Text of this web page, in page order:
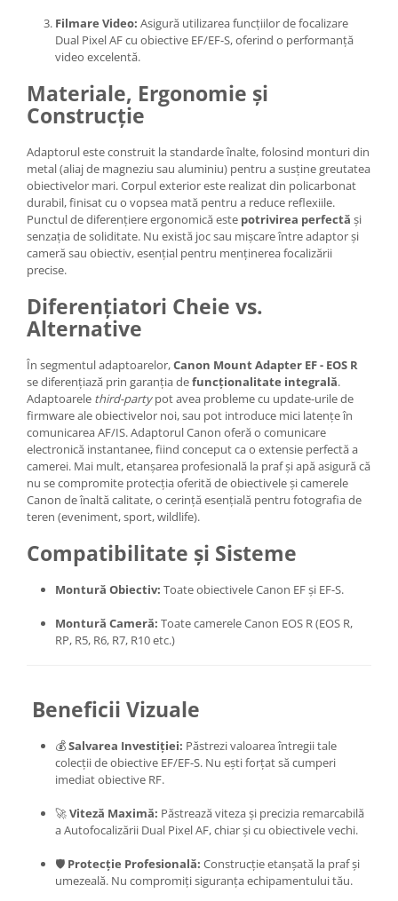
Filmare Video: Asigură utilizarea funcțiilor de focalizare
Dual Pixel AF cu obiective EF/EF-S, oferind o performanță
video excelentă.
Materiale, Ergonomie și
Construcție
Adaptorul este construit la standarde înalte, folosind monturi din
metal (aliaj de magneziu sau aluminiu) pentru a susține greutatea
obiectivelor mari. Corpul exterior este realizat din policarbonat
durabil, finisat cu o vopsea mată pentru a reduce reflexiile.
Punctul de diferențiere ergonomică este potrivirea perfectă și
senzația de soliditate. Nu există joc sau mișcare între adaptor și
cameră sau obiectiv, esențial pentru menținerea focalizării
precise.
Diferențiatori Cheie vs.
Alternative
În segmentul adaptoarelor,Canon Mount Adapter EF - EOS R
se diferențiază prin garanția defuncționalitate integrală.
Adaptoarele third-partypot avea probleme cu update-urile de
firmware ale obiectivelor noi, sau pot introduce mici latențe în
comunicarea AF/IS. Adaptorul Canon oferă o comunicare
electronică instantanee, fiind conceput ca o extensie perfectă a
camerei. Mai mult, etanșarea profesională la praf și apă asigură că
nu se compromite protecția oferită de obiectivele și camerele
Canon de înaltă calitate, o cerință esențială pentru fotografia de
teren (eveniment, sport, wildlife).
Compatibilitate și Sisteme
Montură Obiectiv: Toate obiectivele Canon EF și EF-S.
Montură Cameră: Toate camerele Canon EOS R (EOS R,
RP, R5, R6, R7, R10 etc.)
Beneficii Vizuale
💰Salvarea Investiției: Păstrezi valoarea întregii tale
colecții de obiective EF/EF-S. Nu ești forțat să cumperi
imediat obiective RF.
🚀Viteză Maximă: Păstrează viteza și precizia remarcabilă
a Autofocalizării Dual Pixel AF, chiar și cu obiectivele vechi.
🛡️ Protecție Profesională: Construcție etanșată la praf și
umezeală. Nu compromiți siguranța echipamentului tău.